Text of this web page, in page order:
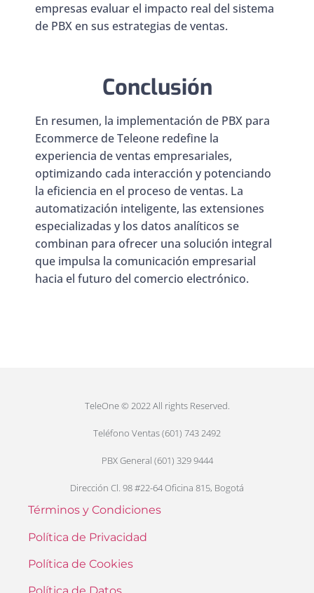
empresas evaluar el impacto real del sistema
de PBX en sus estrategias de ventas.
Conclusión
En resumen, la implementación de PBX para
Ecommerce de Teleone redefine la
experiencia de ventas empresariales,
optimizando cada interacción y potenciando
la eficiencia en el proceso de ventas. La
automatización inteligente, las extensiones
especializadas y los datos analíticos se
combinan para ofrecer una solución integral
que impulsa la comunicación empresarial
hacia el futuro del comercio electrónico.
TeleOne © 2022 All rights Reserved.
Teléfono Ventas (601) 743 2492
PBX General (601) 329 9444
Dirección Cl. 98 #22-64 Oficina 815, Bogotá
Términos y Condiciones
Política de Privacidad
Política de Cookies